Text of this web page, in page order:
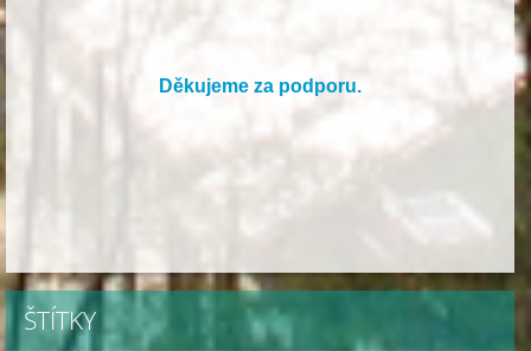
Děkujeme za podporu.
ŠTÍTKY